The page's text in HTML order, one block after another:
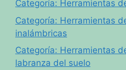
Categoría: Herramientas
Categoría: Herramientas
inalámbricas
Categoría: Herramientas
labranza del suelo